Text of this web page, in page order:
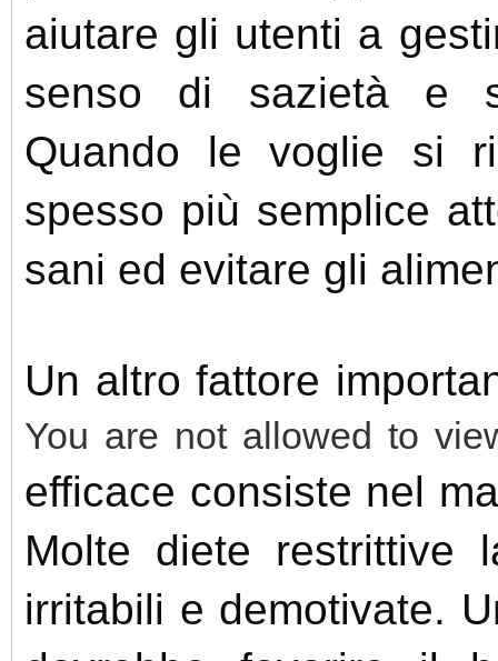
aiutare gli utenti a
senso di sazietà e
Quando le voglie si
spesso più semplice
sani ed evitare gli
Un altro fattore
You are not allowed to
efficace consiste nel
Molte diete restrittive
irritabili e demotivate.